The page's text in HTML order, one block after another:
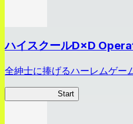
ハイスクールD×D
全紳士に捧げるハーレムゲー
Start